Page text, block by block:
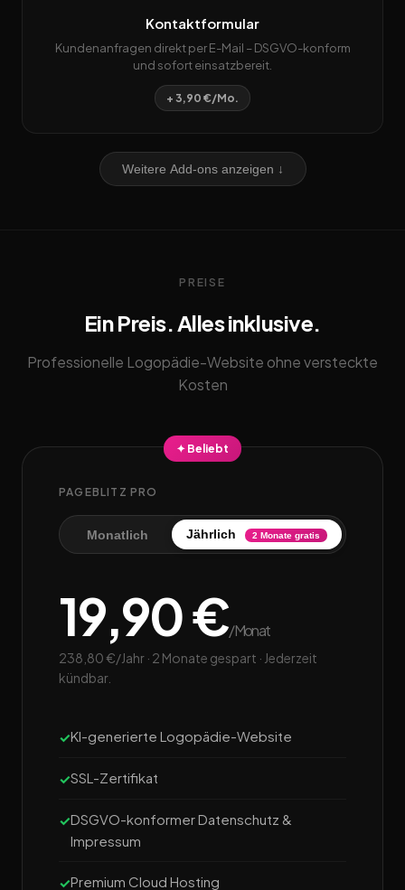
Kontaktformular
Kundenanfragen direkt per E-Mail – DSGVO-konform
und sofort einsatzbereit.
+ 3,90 €/Mo.
Weitere Add-ons anzeigen ↓
PREISE
Ein Preis. Alles inklusive.
Professionelle Logopädie-Website ohne versteckte
Kosten
✦ Beliebt
PAGEBLITZ PRO
Monatlich Jährlich 2 Monate gratis
19,90 €/Monat
238,80 €/Jahr · 2 Monate gespart · Jederzeit
kündbar.
KI-generierte Logopädie-Website
SSL-Zertifikat
DSGVO-konformer Datenschutz &
Impressum
Premium Cloud Hosting